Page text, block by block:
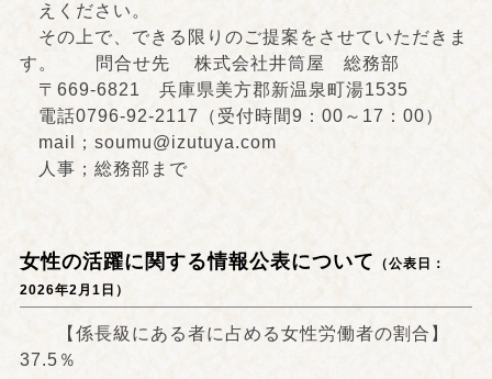
えください。
その上で、できる限りのご提案をさせていただきま
す。 問合せ先 株式会社井筒屋 総務部
〒669-6821 兵庫県美方郡新温泉町湯1535
電話0796-92-2117（受付時間9：00～17：00）
mail；soumu@izutuya.com
人事；総務部まで
女性の活躍に関する情報公表について
（公表日：
2026年2月1日）
【係長級にある者に占める女性労働者の割合】
37.5％